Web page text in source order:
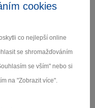
cookies
co nejlepší online
se shromažďováním
se vším" nebo si
na "Zobrazit více".